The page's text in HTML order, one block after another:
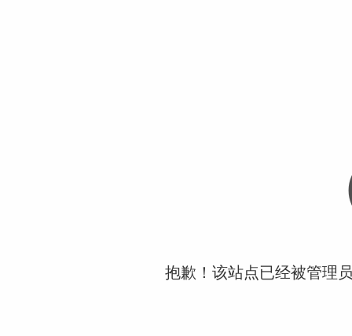
抱歉！该站点已经被管理